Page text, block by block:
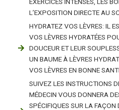
L’EXPOSITION DIRECTE AU
HYDRATEZ VOS LÈVRES: IL
VOS LÈVRES HYDRATÉES
DOUCEUR ET LEUR
UN BAUME À LÈVRES
VOS LÈVRES EN BONNE
SUIVEZ LES INSTRUCTIONS
MÉDECIN VOUS DONNERA
SPÉCIFIQUES SUR LA FAÇON